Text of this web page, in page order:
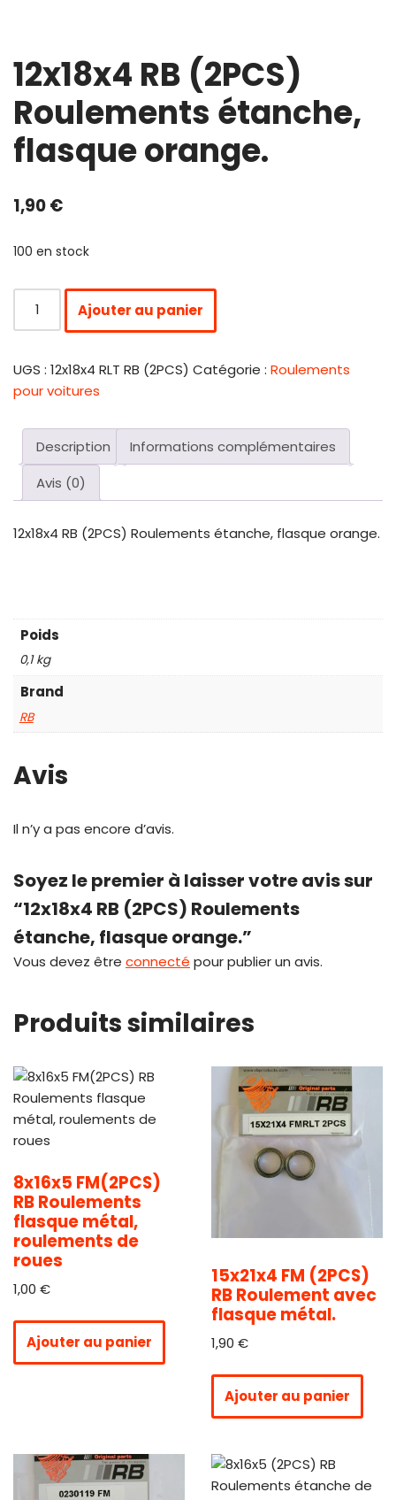
12x18x4 RB (2PCS)
Roulements étanche,
flasque orange.
1,90€
100 en stock
Ajouter au panier
UGS : 12x18x4 RLT RB (2PCS) Catégorie : Roulements
pour voitures
Description
Informations complémentaires
Avis (0)
12x18x4 RB (2PCS) Roulements étanche, flasque orange.
Poids
0,1 kg
Brand
RB
Avis
Il n’y a pas encore d’avis.
Soyez le premier à laisser votre avis sur
“12x18x4 RB (2PCS) Roulements
étanche, flasque orange.”
Vous devez être connecté pour publier un avis.
Produits similaires
8x16x5 FM(2PCS)
RB Roulements
flasque métal,
roulements de
roues
1,00 €
Ajouter au panier
15x21x4 FM (2PCS)
RB Roulement avec
flasque métal.
1,90 €
Ajouter au panier